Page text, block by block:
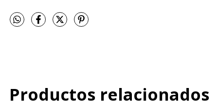
Productos relacionados